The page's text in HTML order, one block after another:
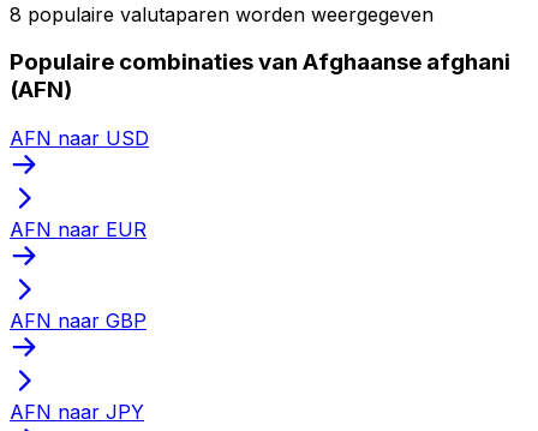
8 populaire valutaparen worden weergegeven
Populaire combinaties van Afghaanse afghani
(AFN)
AFN naar USD
AFN naar EUR
AFN naar GBP
AFN naar JPY